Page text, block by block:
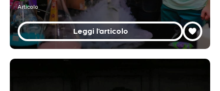
Articolo
Leggi l'articolo